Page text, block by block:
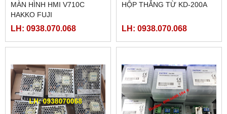
MÀN HÌNH HMI V710C
HAKKO FUJI
LH: 0938.070.068
HỘP THẮNG TỪ KD-200A
LH: 0938.070.068